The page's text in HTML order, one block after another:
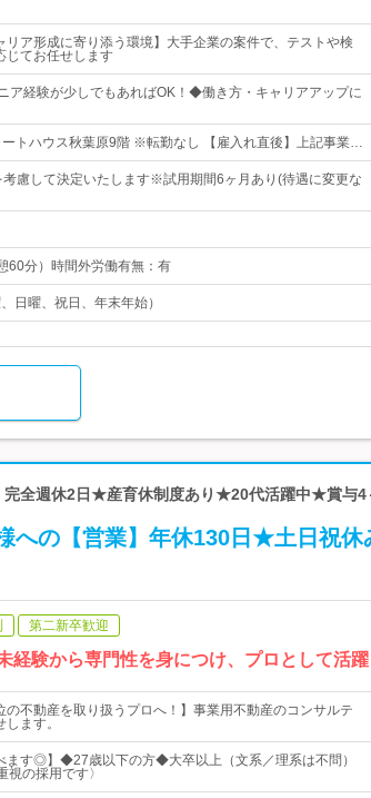
リア形成に寄り添う環境】大手企業の案件で、テストや検
じてお任せします
ア経験が少しでもあればOK！◆働き方・キャリアアップに
ートハウス秋葉原9階 ※転勤なし 【雇入れ直後】上記事業…
慮して決定いたします※試用期間6ヶ月あり(待遇に変更な
60分）時間外労働有無：有
日曜、祝日、年末年始）
完全週休2日★産育休制度あり★20代活躍中★賞与4
への【営業】年休130日★土日祝休
第二新卒歓迎
経験から専門性を身につけ、プロとして活
の不動産を取り扱うプロへ！】事業用不動産のコンサルテ
ます。
ます◎】◆27歳以下の方◆大卒以上（文系／理系は不問）
の採用です〉